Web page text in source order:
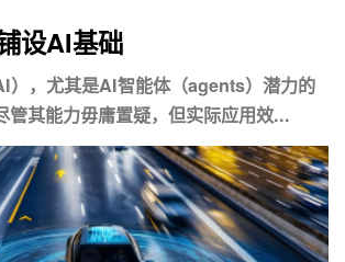
设AI基础
），尤其是AI智能体（agents）潜力的
管其能力毋庸置疑，但实际应用效...